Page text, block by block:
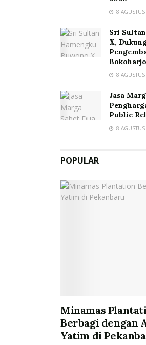
8
Sri
X,
8
Jasa
Public
8
POPULAR
Minamas
Berbagi dengan
Yatim di